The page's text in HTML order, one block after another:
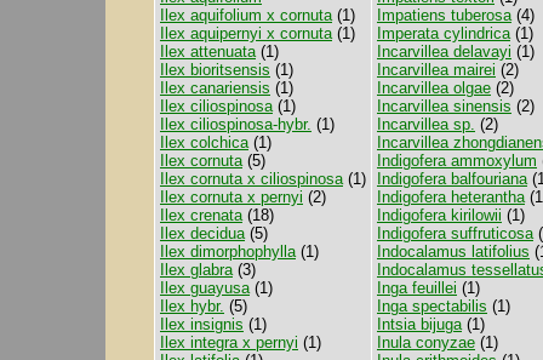
Ilex aquifolium x cornuta(1)
Ilex aquipernyi x cornuta(1)
Ilex attenuata(1)
Ilex bioritsensis (1)
Ilex canariensis (1)
Ilex ciliospinosa(1)
Ilex ciliospinosa-hybr. (1)
Ilex colchica(1)
Ilex cornuta(5)
Ilex cornuta x ciliospinosa(1)
Ilex cornuta x pernyi (2)
Ilex crenata(18)
Ilex decidua(5)
Ilex dimorphophylla(1)
Ilex glabra(3)
Ilex guayusa(1)
Ilex hybr. (5)
Ilex insignis (1)
Ilex integra x pernyi (1)
Impatiens tuberosa(4)
Imperata cylindrica(1)
Incarvillea delavayi (1)
Incarvillea mairei (2)
Incarvillea olgae (2)
Incarvillea sinensis (2)
Incarvillea sp. (2)
Incarvillea
Indigofera ammoxylum
Indigofera balfouriana
Indigofera heterantha
Indigofera kirilowii (1)
Indigofera suffruticosa
Indocalamus latifolius
Indocalamus
Inga feuillei (1)
Inga spectabilis (1)
Intsia bijuga(1)
Inula conyzae (1)